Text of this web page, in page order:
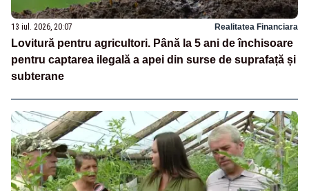
13 iul. 2026, 20:07 Realitatea Financiara
Lovitură pentru agricultori. Până la 5 ani de închisoare
pentru captarea ilegală a apei din surse de suprafață și
subterane